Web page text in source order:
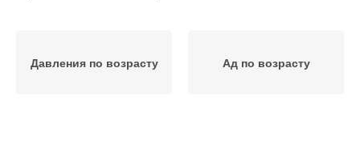
Давления по возрасту Ад по возрасту